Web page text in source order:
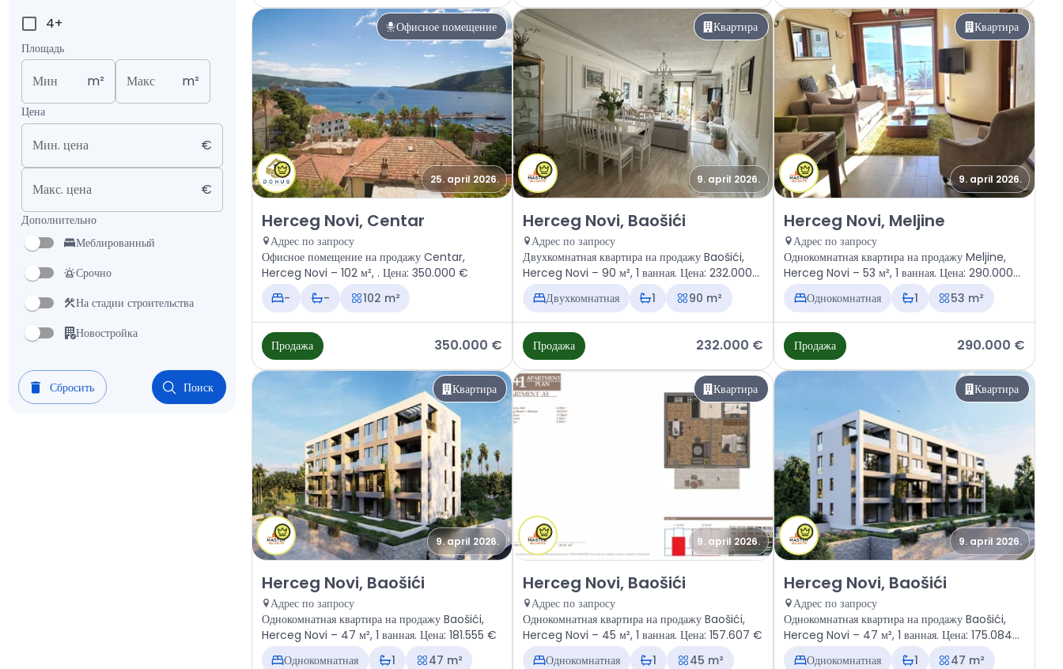
4+
Площадь
Мин m² Макс m²
Цена
Мин. цена €
Макс. цена €
Дополнительно
Меблированный
Срочно
На стадии строительства
Новостройка
Сбросить Поиск
Офисное помещение
25. april 2026.
Продажа - Офисное помещение Herceg Novi, Centar
Herceg Novi, Centar
Адрес по запросу
Офисное помещение на продажу Centar,
Herceg Novi – 102 м², . Цена: 350.000 €
-
- 102 m²
Продажа 350.000 €
Квартира
9. april 2026.
Продажа - Квартира Herceg Novi, Baošići
Herceg Novi, Baošići
Адрес по запросу
Двухкомнатная квартира на продажу Baošići,
Herceg Novi – 90 м², 1 ванная. Цена: 232.000
€
Двухкомнатная 1 90 m²
Продажа 232.000 €
Квартира
9. april 2026.
Продажа - Квартира Herceg Novi, Meljine
Herceg Novi, Meljine
Адрес по запросу
Однокомнатная квартира на продажу Meljine,
Herceg Novi – 53 м², 1 ванная. Цена: 290.000
€
Однокомнатная 1 53 m²
Продажа 290.000 €
Квартира
9. april 2026.
Продажа - Квартира Herceg Novi, Baošići
Herceg Novi, Baošići
Адрес по запросу
Однокомнатная квартира на продажу Baošići,
Herceg Novi – 47 м², 1 ванная. Цена: 181.555 €
Однокомнатная
1 47 m²
Квартира
9. april 2026.
Продажа - Квартира Herceg Novi, Baošići
Herceg Novi, Baošići
Адрес по запросу
Однокомнатная квартира на продажу Baošići,
Herceg Novi – 45 м², 1 ванная. Цена: 157.607 €
Однокомнатная
1 45 m²
Квартира
9. april 2026.
Продажа - Квартира Herceg Novi, Baošići
Herceg Novi, Baošići
Адрес по запросу
Однокомнатная квартира на продажу Baošići,
Herceg Novi – 47 м², 1 ванная. Цена: 175.084
€
Однокомнатная 1 47 m²